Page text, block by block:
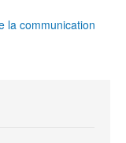
la communication